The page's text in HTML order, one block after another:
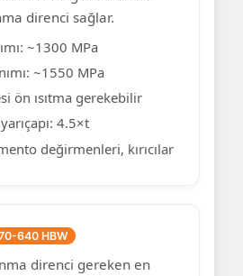
direnci sağlar.
~1300 MPa
~1550 MPa
ön ısıtma gerekebilir
4.5×t
değirmenleri, kırıcılar
640 HBW
direnci gereken en